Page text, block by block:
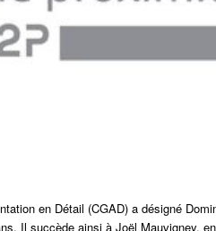
en Détail (CGAD) a désigné
Il succède ainsi à Joël Mauvigney,